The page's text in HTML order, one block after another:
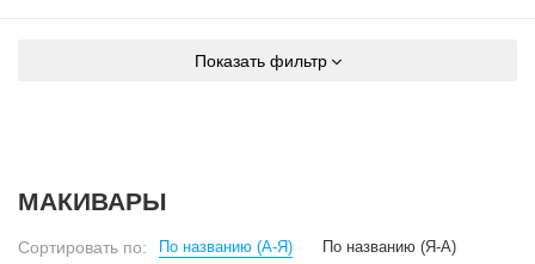
Показать фильтр
МАКИВАРЫ
Сортировать по: По названию (А-Я)
По названию (Я-А)